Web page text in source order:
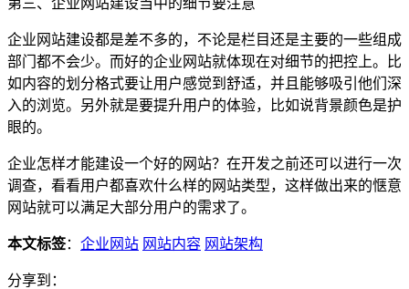
企业网站建设都是差不多的，不论是栏目还是主要的一些组成
部门都不会少。而好的企业网站就体现在对细节的把控上。比
如内容的划分格式要让用户感觉到舒适，并且能够吸引他们深
入的浏览。另外就是要提升用户的体验，比如说背景颜色是护
眼的。
企业怎样才能建设一个好的网站？在开发之前还可以进行一次
调查，看看用户都喜欢什么样的网站类型，这样做出来的惬意
网站就可以满足大部分用户的需求了。
本文标签： 企业网站 网站内容 网站架构
分享到：